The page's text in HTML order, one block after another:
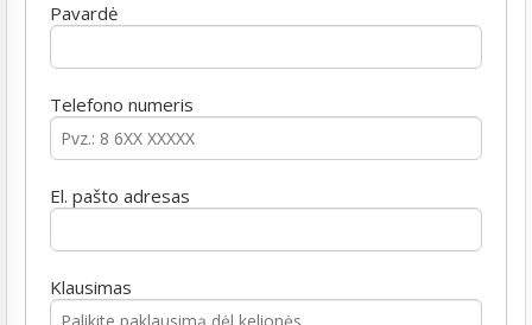
Pavardė
Telefono numeris
El. pašto adresas
Klausimas